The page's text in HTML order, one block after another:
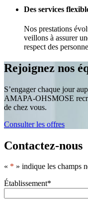
Des services
Nos prestations
veillons à assurer
respect des
Rejoignez nos
S’engager chaque jour
AMAPA-OHSMOSE
de chez vous.
Consulter les offres
Contactez-nous
« * » indique les champs
Établissement*